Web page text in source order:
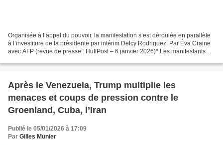
Organisée à l’appel du pouvoir, la manifestation s’est déroulée en parallèle
à l’investiture de la présidente par intérim Delcy Rodriguez. Par Éva Craine
avec AFP (revue de presse : HuffPost – 6 janvier 2026)* Les manifestants
Après le Venezuela, Trump multiplie les
menaces et coups de pression contre le
Groenland, Cuba, l’Iran
Publié le 05/01/2026 à 17:09
Par Gilles Munier